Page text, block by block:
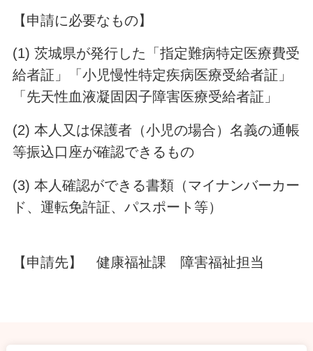
【申請に必要なもの】
(1) 茨城県が発行した「指定難病特定医療費受
給者証」「小児慢性特定疾病医療受給者証」
「先天性血液凝固因子障害医療受給者証」
(2) 本人又は保護者（小児の場合）名義の通帳
等振込口座が確認できるもの
(3) 本人確認ができる書類（マイナンバーカー
ド、運転免許証、パスポート等）
【申請先】 健康福祉課 障害福祉担当